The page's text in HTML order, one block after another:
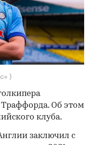
)
Об этом
клуба.
заключил с